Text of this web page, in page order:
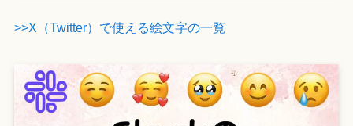
>>X（Twitter）で使える絵文字の一覧